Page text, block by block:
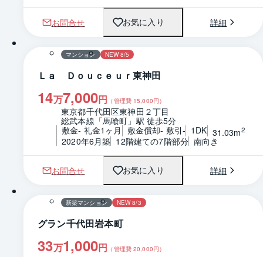
お問合せ お気に入り 詳細
1 / 0 間取り
マンション NEW 8/5
Ｌａ Ｄｏｕｃｅｕｒ東神田
14万7,000円 （管理費 15,000円）
東京都千代田区東神田２丁目
総武本線「馬喰町」駅 徒歩5分
敷金- 礼金1ヶ月
敷金償却- 敷引- 1DK 31.03m2
2020年6月築 12階建ての7階部分 南向き
お問合せ お気に入り 詳細
1 / 0 間取り
新築マンション NEW 8/3
グラン千代田岩本町
33万1,000円 （管理費20,000円）